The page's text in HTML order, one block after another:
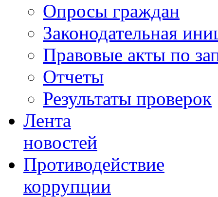
Опросы граждан
Законодательная
Правовые акты по
Отчеты
Результаты проверок
Лента
новостей
Противодействие
коррупции